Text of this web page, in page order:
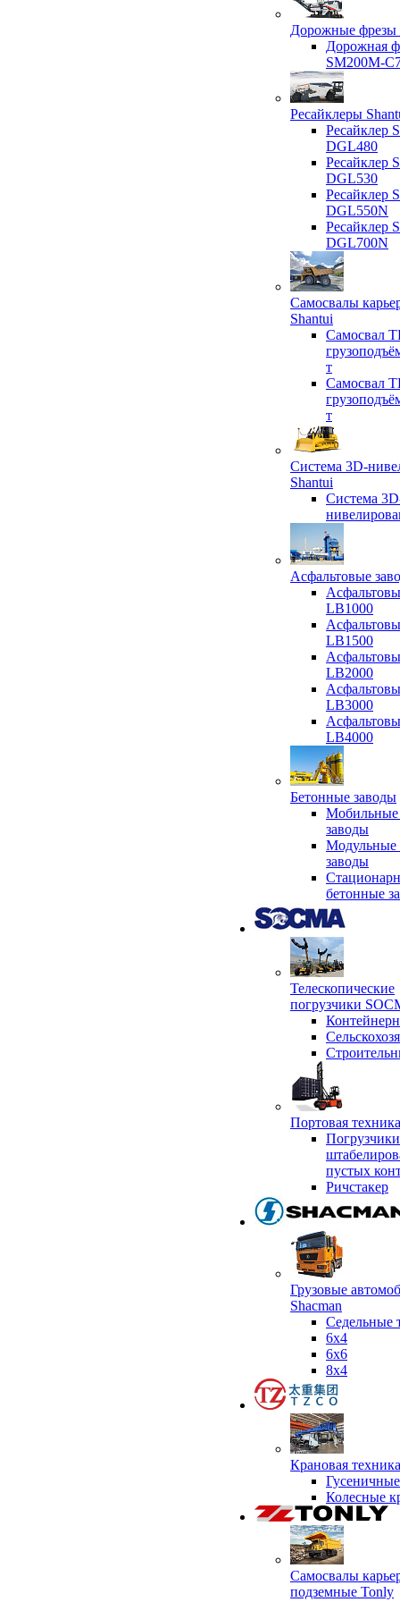
Дорожные фрезы
Дорожная
SM200M-
Ресайклеры
Ресайклер
DGL480
Ресайклер
DGL530
Ресайклер
DGL550N
Ресайклер
DGL700N
Самосвалы
Shantui
Самосвал
т
Самосвал
т
Система 3D-
Shantui
Система
Асфальтовые
LB1000
LB1500
LB2000
LB3000
LB4000
Бетонные заводы
Мобильные
заводы
Модульные
заводы
бетонные
Телескопические
погрузчики
Портовая
пустых
Ричстакер
Грузовые
Shacman
Седельные
6х4
6x6
8x4
Крановая
Колесные
Самосвалы
подземные Tonly